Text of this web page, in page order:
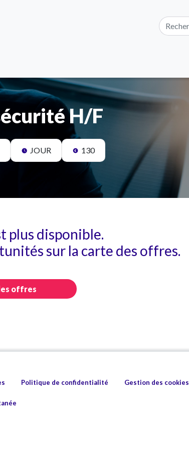
H/F
JOUR 130
plus disponible.
sur la carte des offres.
offres
Politique de confidentialité Gestion des cookies